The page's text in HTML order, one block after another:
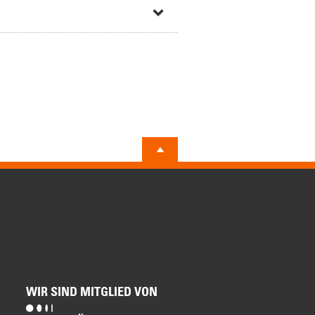
WIR SIND MITGLIED VON